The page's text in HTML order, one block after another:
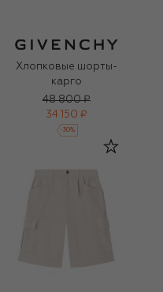
Хлопковые шорты-
карго
48 800 ₽
34 150 ₽
-30%